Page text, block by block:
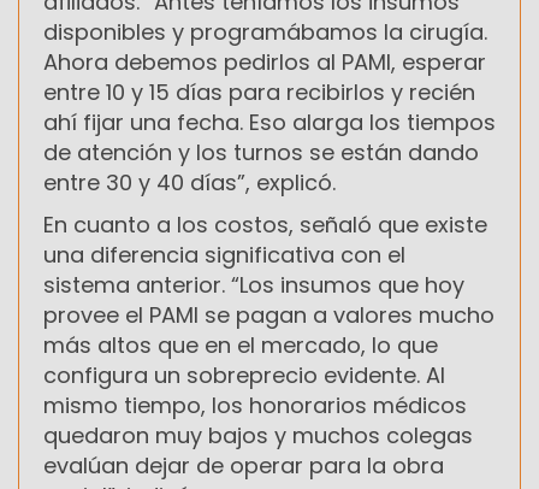
disponibles y programábamos la cirugía.
Ahora debemos pedirlos al PAMI, esperar
entre 10 y 15 días para recibirlos y recién
ahí fijar una fecha. Eso alarga los tiempos
de atención y los turnos se están dando
entre 30 y 40 días”, explicó.
En cuanto a los costos, señaló que existe
una diferencia significativa con el
sistema anterior. “Los insumos que hoy
provee el PAMI se pagan a valores mucho
más altos que en el mercado, lo que
configura un sobreprecio evidente. Al
mismo tiempo, los honorarios médicos
quedaron muy bajos y muchos colegas
evalúan dejar de operar para la obra